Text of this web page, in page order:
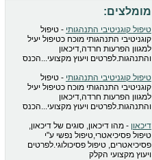
מומלצים:
טיפול קוגניטיבי התנהגותי - טיפול
קוגניטיבי התנהגותי מוכח כטיפול יעיל
למגוון הפרעות חרדה,דיכאון
והתנהגות.לפרטים ויעוץ מקצועי...הכנס
טיפול קוגניטיבי התנהגותי - טיפול
קוגניטיבי התנהגותי מוכח כטיפול יעיל
למגוון הפרעות חרדה,דיכאון
והתנהגות.לפרטים ויעוץ מקצועי...הכנס
דיכאון - מהו דיכאון, סוגים של דיכאון,
טיפול פסיכיאטרי,טיפול נפשי ע"י
פסיכיאטרים, טיפול פסיכולוגי.לפרטים
ויעוץ מקצועי הקלק